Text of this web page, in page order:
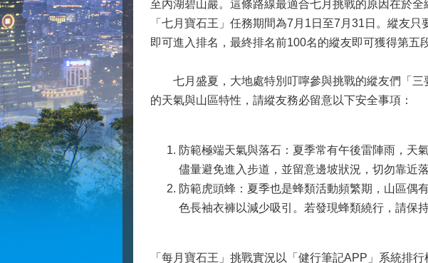
至內湖碧山巖。這條路線最適合七月挑戰的原因在於
「七月寶石王」任務期間為7月1日至7月31日。縱友
即可進入排名，最終排名前100名的縱友即可獲得第五
七月盛夏，大地處特別叮嚀參與挑戰的縱友們「三
的天氣與山區特性，請縱友務必留意以下安全事項：
防範極端天氣與落石：夏季常有午後雷陣雨，天
儘量避免進入步道，並留意邊坡狀況，切勿靠近
防範虎頭蜂：夏季也是蜂類活動頻繁期，山區偶
色長袖衣褲以減少吸引。若發現蜂類繞行，請保
「每月寶石王」挑戰實況以「健行筆記APP」系統排